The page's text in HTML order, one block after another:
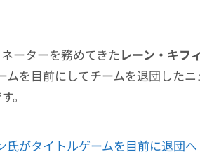
ーターを務めてきたレーン・キフ
を目前にしてチームを退団した
。
氏がタイトルゲームを目前に退団へ